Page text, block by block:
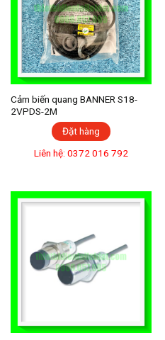
Cảm biến quang BANNER S18-
2VPDS-2M
Đặt hàng
Liên hệ: 0372 016 792